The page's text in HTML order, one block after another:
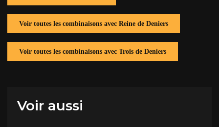
Voir toutes les combinaisons avec Reine de Deniers
Voir toutes les combinaisons avec Trois de Deniers
Voir aussi